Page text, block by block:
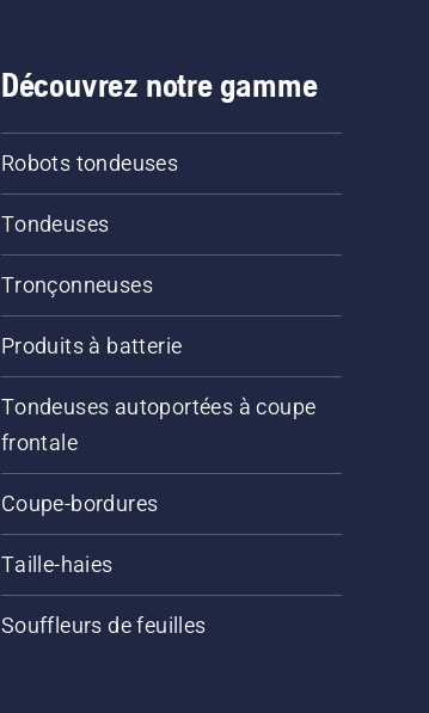
Découvrez notre gamme
Robots tondeuses
Tondeuses
Tronçonneuses
Produits à batterie
Tondeuses autoportées à coupe
frontale
Coupe-bordures
Taille-haies
Souffleurs de feuilles